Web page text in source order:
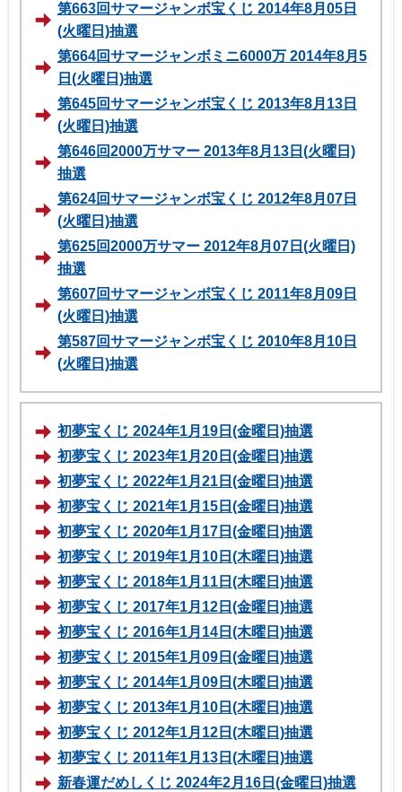
第663回サマージャンボ宝くじ 2014年8月05日
(火曜日)抽選
第664回サマージャンボミニ6000万 2014年8月5
日(火曜日)抽選
第645回サマージャンボ宝くじ 2013年8月13日
(火曜日)抽選
第646回2000万サマー 2013年8月13日(火曜日)
抽選
第624回サマージャンボ宝くじ 2012年8月07日
(火曜日)抽選
第625回2000万サマー 2012年8月07日(火曜日)
抽選
第607回サマージャンボ宝くじ 2011年8月09日
(火曜日)抽選
第587回サマージャンボ宝くじ 2010年8月10日
(火曜日)抽選
初夢宝くじ 2024年1月19日(金曜日)抽選
初夢宝くじ 2023年1月20日(金曜日)抽選
初夢宝くじ 2022年1月21日(金曜日)抽選
初夢宝くじ 2021年1月15日(金曜日)抽選
初夢宝くじ 2020年1月17日(金曜日)抽選
初夢宝くじ 2019年1月10日(木曜日)抽選
初夢宝くじ 2018年1月11日(木曜日)抽選
初夢宝くじ 2017年1月12日(金曜日)抽選
初夢宝くじ 2016年1月14日(木曜日)抽選
初夢宝くじ 2015年1月09日(金曜日)抽選
初夢宝くじ 2014年1月09日(木曜日)抽選
初夢宝くじ 2013年1月10日(木曜日)抽選
初夢宝くじ 2012年1月12日(木曜日)抽選
初夢宝くじ 2011年1月13日(木曜日)抽選
新春運だめしくじ 2024年2月16日(金曜日)抽選